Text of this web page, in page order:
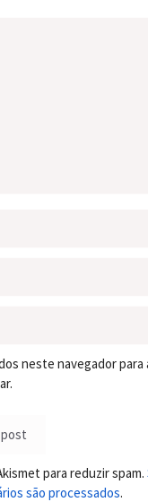
neste navegador para
para reduzir spam.
são processados.